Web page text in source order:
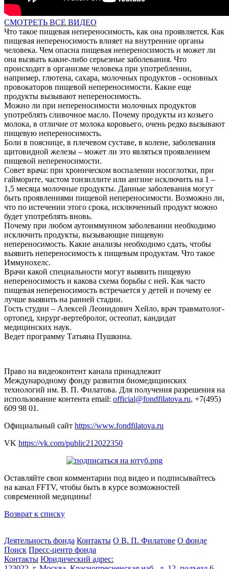
СМОТРЕТЬ ВСЕ ВИДЕО
Что такое пищевая непереносимость, как она проявляется. Как
пищевая непереносимость влияет на внутренние органы
человека. Чем опасна пищевая непереносимость и может ли
она вызвать какие-либо серьезные заболевания. Что
происходит в организме человека при употреблении,
например, глютена, сахара, молочных продуктов - основных
провокаторов пищевой непереносимости. Какие еще
продукты вызывают непереносимость.
Можно ли при непереносимости молочных продуктов
употреблять сливочное масло. Почему продукты из козьего
молока, в отличие от молока коровьего, очень редко вызывают
пищевую непереносимость.
Боли в пояснице, в плечевом суставе, в колене, заболевания
щитовидной железы – может ли это являться проявлением
пищевой непереносимости.
Совет врача: при хроническом воспалении носоглотки, при
гайморите, частом тонзиллите или ангине исключить на 1 –
1,5 месяца молочные продукты. Данные заболевания могут
быть проявлениями пищевой непереносимости. Возможно ли,
что по истечении этого срока, исключенный продукт можно
будет употреблять вновь.
Почему при любом аутоиммунном заболевании необходимо
исключить продукты, вызывающие пищевую
непереносимость. Какие анализы необходимо сдать, чтобы
выявить непереносимость к пищевым продуктам. Что такое
Иммунохелс.
Врачи какой специальности могут выявить пищевую
непереносимость и какова схема борьбы с ней. Как часто
пищевая непереносимость встречается у детей и почему ее
лучше выявить на ранней стадии.
Гость студии – Алексей Леонидович Хейло, врач травматолог-
ортопед, хирург-вертебролог, остеопат, кандидат
медицинских наук.
Ведет программу Татьяна Пушкина.
Право на видеоконтент канала принадлежит
Международному фонду развития биомедицинских
технологий им. В. П. Филатова. Для получения разрешения на
использование контента email: official@fondfilatova.ru, +7(495)
609 98 01.
Официальный сайт https://www.fondfilatova.ru
VK https://vk.com/public212022350
Оставляйте свои комментарии под видео и подписывайтесь
на канал FFTV, чтобы быть в курсе возможностей
современной медицины!
Возврат к списку
Деятельность фонда Контакты О В. П. Филатове О фонде
Поиск Пресс-центр фонда
Контакты Юридический адрес: